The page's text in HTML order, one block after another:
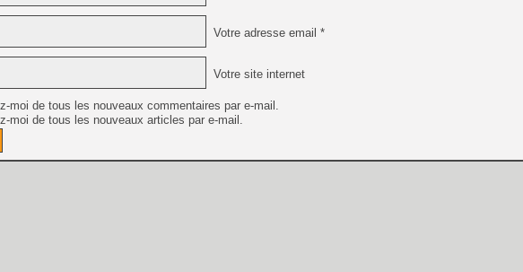
Votre adresse email *
Votre site internet
moi de tous les nouveaux commentaires par e-mail.
moi de tous les nouveaux articles par e-mail.